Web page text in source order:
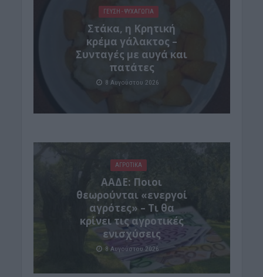
ΓΕΎΣΗ - ΨΥΧΑΓΩΓΊΑ
Στάκα, η Κρητική
κρέμα γάλακτος –
Συνταγές με αυγά και
πατάτες
8 Αυγούστου 2026
ΑΓΡΟΤΙΚΑ
ΑΑΔΕ: Ποιοι
θεωρούνται «ενεργοί
αγρότες» – Τι θα
κρίνει τις αγροτικές
ενισχύσεις
8 Αυγούστου 2026